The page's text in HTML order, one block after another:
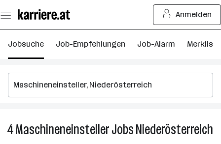
Seiteninhalt
springen
Anmelden
Jobsuche Job-Empfehlungen Job-Alarm Merkliste
4MaschineneinstellerJobsNiederösterreich